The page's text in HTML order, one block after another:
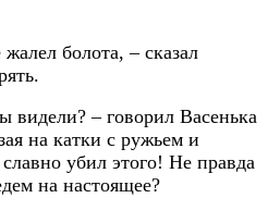
болота, – сказал
видели? – говорил Васенька
на катки с ружьем и
убил этого! Не правда
на настоящее?